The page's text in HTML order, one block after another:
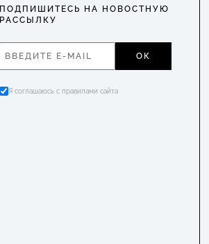
ПОДПИШИТЕСЬ НА НОВОСТНУЮ
РАССЫЛКУ
ОК
Я соглашаюсь с правилами сайта